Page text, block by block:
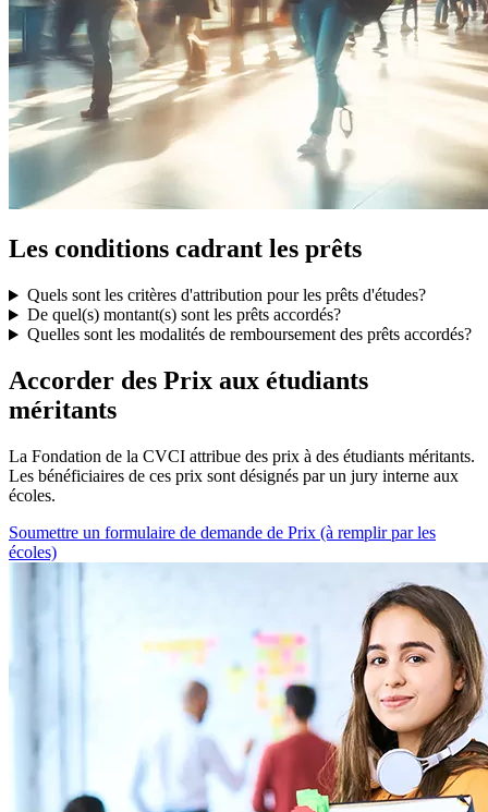
Les conditions cadrant les prêts
Quels sont les critères d'attribution pour les prêts d'études?
De quel(s) montant(s) sont les prêts accordés?
Quelles sont les modalités de remboursement des prêts accordés?
Accorder des Prix aux étudiants
méritants
La Fondation de la CVCI attribue des prix à des étudiants méritants.
Les bénéficiaires de ces prix sont désignés par un jury interne aux
écoles.
Soumettre un formulaire de demande de Prix (à remplir par les
écoles)